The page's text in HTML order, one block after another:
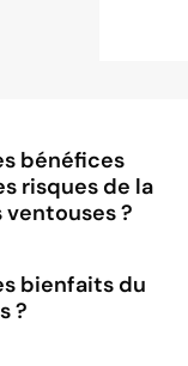
bénéfices
risques de la
?
bienfaits du
?